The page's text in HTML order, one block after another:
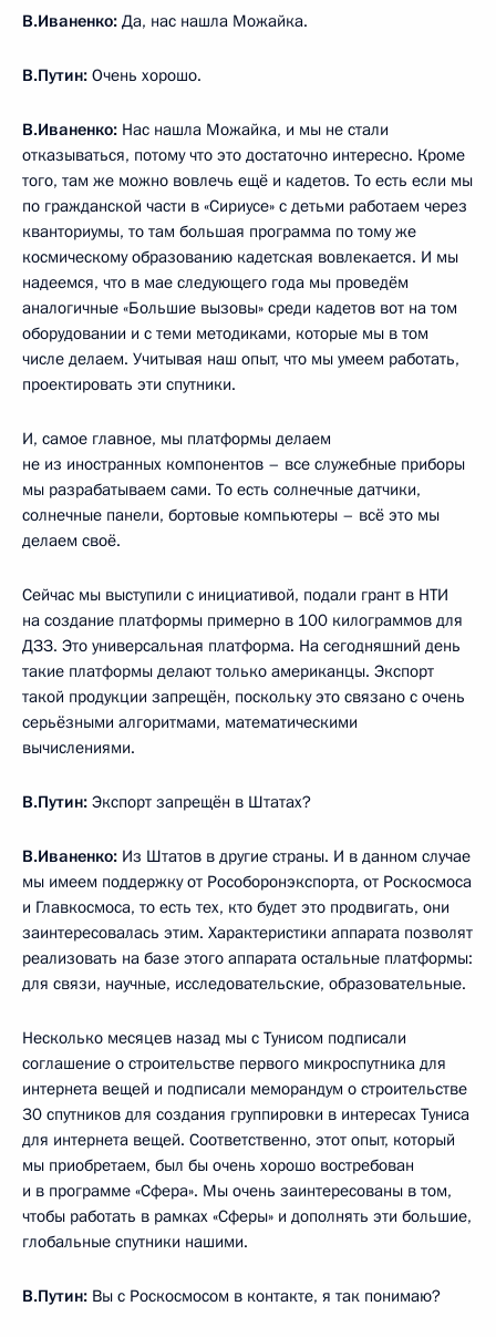
В.Иваненко: Да, нас нашла Можайка.
В.Путин: Очень хорошо.
В.Иваненко: Нас нашла Можайка, и мы не стали
отказываться, потому что это достаточно интересно. Кроме
того, там же можно вовлечь ещё и кадетов. То есть если мы
по гражданской части в «Сириусе» с детьми работаем через
кванториумы, то там большая программа по тому же
космическому образованию кадетская вовлекается. И мы
надеемся, что в мае следующего года мы проведём
аналогичные «Большие вызовы» среди кадетов вот на том
оборудовании и с теми методиками, которые мы в том
числе делаем. Учитывая наш опыт, что мы умеем работать,
проектировать эти спутники.
И, самое главное, мы платформы делаем
не из иностранных компонентов – все служебные приборы
мы разрабатываем сами. То есть солнечные датчики,
солнечные панели, бортовые компьютеры – всё это мы
делаем своё.
Сейчас мы выступили с инициативой, подали грант в НТИ
на создание платформы примерно в 100 килограммов для
ДЗЗ. Это универсальная платформа. На сегодняшний день
такие платформы делают только американцы. Экспорт
такой продукции запрещён, поскольку это связано с очень
серьёзными алгоритмами, математическими
вычислениями.
В.Путин: Экспорт запрещён в Штатах?
В.Иваненко: Из Штатов в другие страны. И в данном случае
мы имеем поддержку от Рособоронэкспорта, от Роскосмоса
и Главкосмоса, то есть тех, кто будет это продвигать, они
заинтересовалась этим. Характеристики аппарата позволят
реализовать на базе этого аппарата остальные платформы:
для связи, научные, исследовательские, образовательные.
Несколько месяцев назад мы с Тунисом подписали
соглашение о строительстве первого микроспутника для
интернета вещей и подписали меморандум о строительстве
30 спутников для создания группировки в интересах Туниса
для интернета вещей. Соответственно, этот опыт, который
мы приобретаем, был бы очень хорошо востребован
и в программе «Сфера». Мы очень заинтересованы в том,
чтобы работать в рамках «Сферы» и дополнять эти большие,
глобальные спутники нашими.
В.Путин: Вы с Роскосмосом в контакте, я так понимаю?